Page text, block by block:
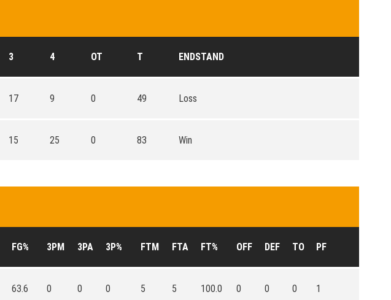
3 4 OT T ENDSTAND
17 9 0 49 Loss
15 25 0 83 Win
FG% 3PM 3PA 3P% FTM FTA FT% OFF DEF TO PF
63.6 0 0 0 5 5 100.0 0 0 0 1